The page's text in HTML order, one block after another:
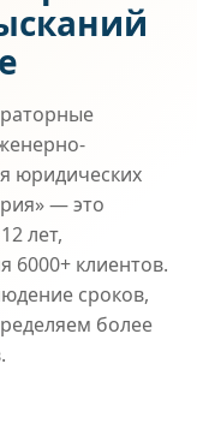
юридических
— это
лет,
6000+ клиентов.
сроков,
более